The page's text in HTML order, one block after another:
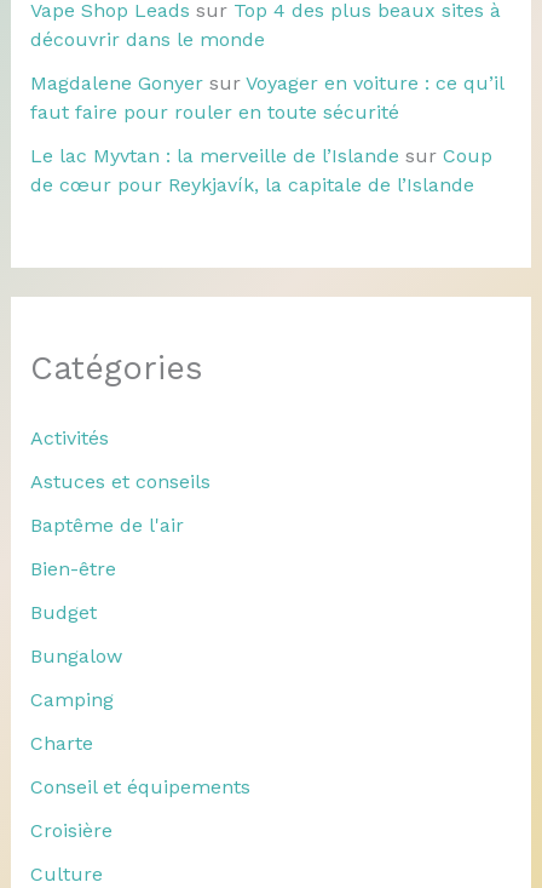
Vape Shop Leads sur Top 4 des plus beaux sites à
découvrir dans le monde
Magdalene Gonyersur Voyager en voiture : ce qu’il
faut faire pour rouler en toute sécurité
Le lac Myvtan : la merveille de l’Islande sur Coup
de cœur pour Reykjavík, la capitale de l’Islande
Catégories
Activités
Astuces et conseils
Baptême de l'air
Bien-être
Budget
Bungalow
Camping
Charte
Conseil et équipements
Croisière
Culture